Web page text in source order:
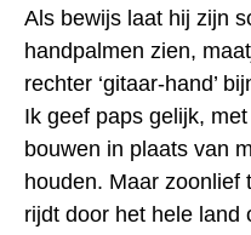
Als bewijs laat hij zijn
handpalmen zien,
rechter ‘gitaar-hand’
Ik geef paps gelijk,
bouwen in plaats van
houden. Maar zoonlief
rijdt door het hele land